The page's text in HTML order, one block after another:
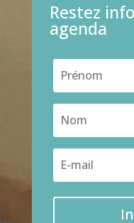
Restez
agenda